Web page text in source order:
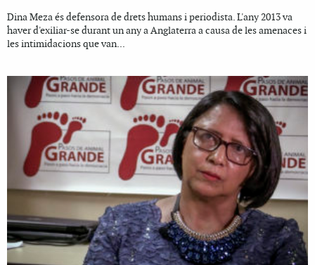
Dina Meza és defensora de drets humans i periodista. L'any 2013 va
haver d'exiliar-se durant un any a Anglaterra a causa de les amenaces i
les intimidacions que van...